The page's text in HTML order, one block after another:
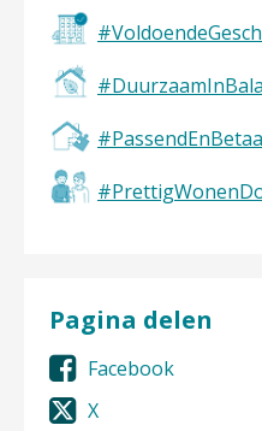
Pagina delen
Facebook
X